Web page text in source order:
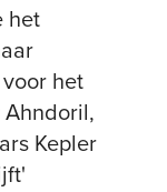
het
het
Kepler